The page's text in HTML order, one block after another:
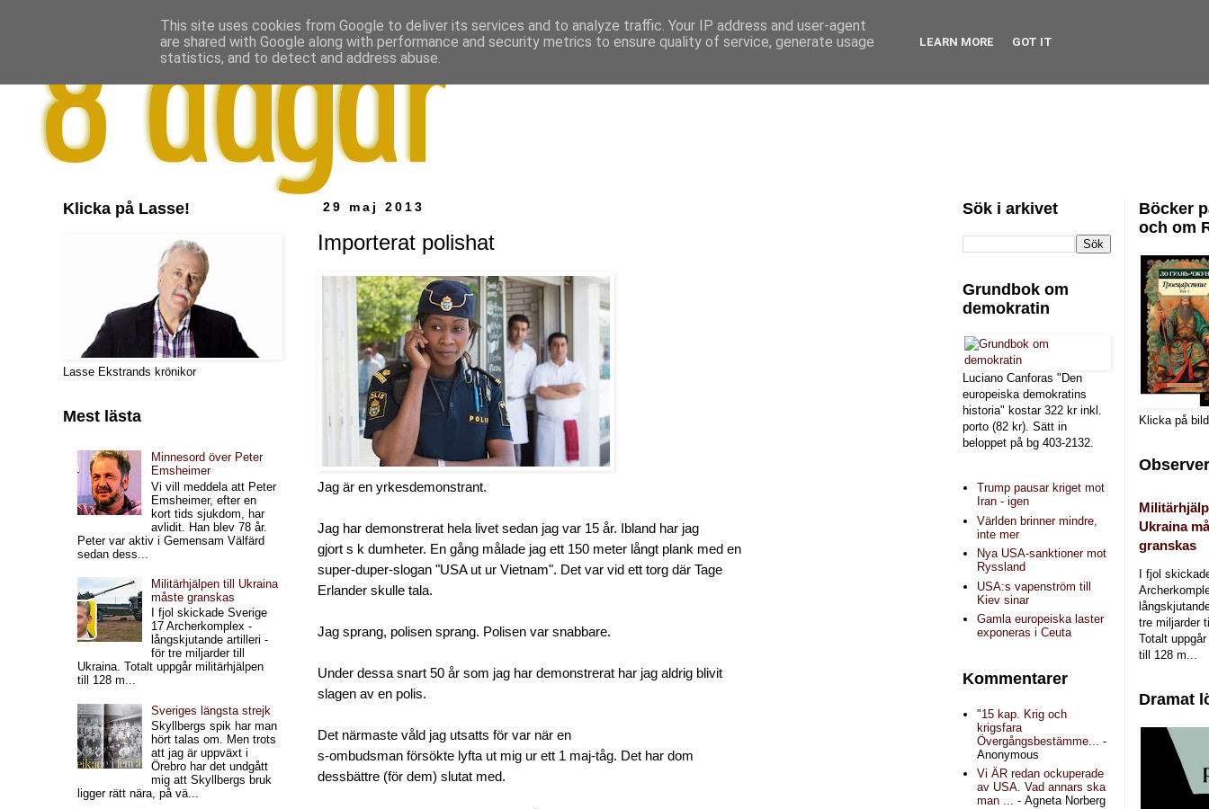
29 maj 2013
Importerat polishat
Jag är en yrkesdemonstrant.
Jag har demonstrerat hela livet sedan jag var 15 år. Ibland har jag
gjort s k dumheter. En gång målade jag ett 150 meter långt plank med en
super-duper-slogan "USA ut ur Vietnam". Det var vid ett torg där Tage
Erlander skulle tala.
Jag sprang, polisen sprang. Polisen var snabbare.
Under dessa snart 50 år som jag har demonstrerat har jag aldrig blivit
slagen av en polis.
Det närmaste våld jag utsatts för var när en
s-ombudsman försökte lyfta ut mig ur ett 1 maj-tåg. Det har dom
dessbättre (för dem) slutat med.
Klicka på Lasse!
Lasse Ekstrands krönikor
Mest lästa
Minnesord över Peter
Emsheimer
Vi vill meddela att Peter
Emsheimer, efter en
kort tids sjukdom, har
avlidit. Han blev 78 år.
Peter var aktiv i Gemensam Välfärd
sedan dess...
Militärhjälpen till Ukraina
måste granskas
I fjol skickade Sverige
17 Archerkomplex -
långskjutande artilleri -
för tre miljarder till
Ukraina. Totalt uppgår militärhjälpen
till 128 m...
Sveriges längsta strejk
Skyllbergs spik har man
hört talas om. Men trots
att jag är uppväxt i
Örebro har det undgått
mig att Skyllbergs bruk
ligger rätt nära, på vä...
Sök i arkivet
Grundbok om
demokratin
Luciano Canforas "Den
europeiska demokratins
historia" kostar 322 kr inkl.
porto (82 kr). Sätt in
beloppet på bg 403-2132.
Trump pausar kriget mot
Iran - igen
Världen brinner mindre,
inte mer
Nya USA-sanktioner mot
Ryssland
USA:s vapenström till
Kiev sinar
Gamla europeiska laster
exponeras i Ceuta
Kommentarer
"15 kap. Krig och
krigsfara
Övergångsbestämme...
-
Anonymous
Vi ÄR redan ockuperade
av USA. Vad annars ska
man ... - Agneta Norberg
Böcker
och om
Klicka på
Ukraina
granskas
I fjol
tre miljarder
Totalt
till 128 m...
Dramat
This site uses cookies from Google to deliver its services and to analyze traffic. Your IP address and user-agent
are shared with Google along with performance and security metrics to ensure quality of service, generate usage
statistics, and to detect and address abuse.
LEARN MORE GOT IT